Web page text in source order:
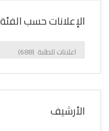
الإعلانات حسب الفئة
الإعلانات
اﻷرشيف